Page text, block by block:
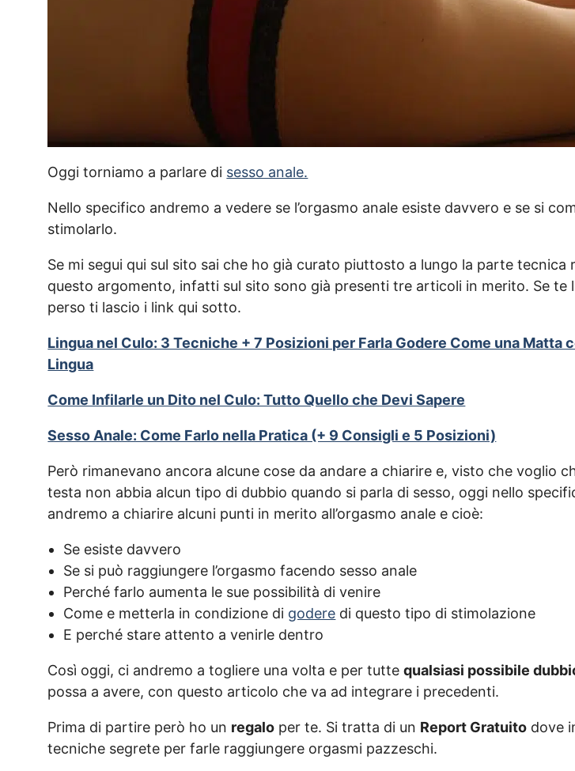
Oggi torniamo a parlare di sesso anale.
Nello specifico andremo a vedere se l’orgasmo anale esiste davvero e se si
stimolarlo.
Se mi segui qui sul sito sai che ho già curato piuttosto a lungo la parte tecnica
questo argomento, infatti sul sito sono già presenti tre articoli in merito. Se te
perso ti lascio i link qui sotto.
Lingua nel Culo: 3 Tecniche + 7 Posizioni per Farla Godere Come una Matta
Lingua
Come Infilarle un Dito nel Culo: Tutto Quello che Devi Sapere
Sesso Anale: Come Farlo nella Pratica (+ 9 Consigli e 5 Posizioni)
Però rimanevano ancora alcune cose da andare a chiarire e, visto che voglio
testa non abbia alcun tipo di dubbio quando si parla di sesso, oggi nello
andremo a chiarire alcuni punti in merito all’orgasmo anale e cioè:
Se esiste davvero
Se si può raggiungere l’orgasmo facendo sesso anale
Perché farlo aumenta le sue possibilità di venire
Come e metterla in condizione di godere di questo tipo di stimolazione
E perché stare attento a venirle dentro
Così oggi, ci andremo a togliere una volta e per tuttequalsiasi possibile
possa a avere, con questo articolo che va ad integrare i precedenti.
Prima di partire però ho un regalo per te. Si tratta di un Report Gratuito dove
tecniche segrete per farle raggiungere orgasmi pazzeschi.